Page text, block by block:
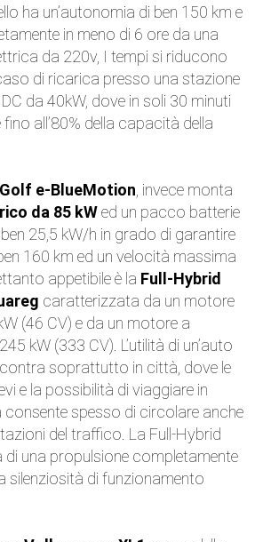
ha un’autonomia di ben 150 km e
in meno di 6 ore da una
da 220v, I tempi si riducono
di ricarica presso una stazione
da 40kW, dove in soli 30 minuti
all’80% della capacità della
e-BlueMotion , invece monta
da 85 kWed un pacco batterie
25,5 kW/h in grado di garantire
160 km ed un velocità massima
appetibile è la Full-Hybrid
caratterizzata da un motore
(46 CV) e da un motore a
kW (333 CV). L’utilità di un’auto
soprattutto in città, dove le
e la possibilità di viaggiare in
spesso di circolare anche
del traffico. La Full-Hybrid
una propulsione completamente
silenziosità di funzionamento